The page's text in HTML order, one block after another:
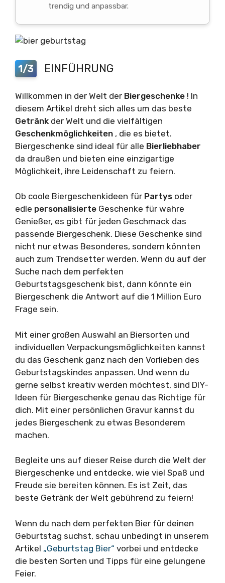
trendig und anpassbar.
1/3 EINFÜHRUNG
Willkommen in der Welt der Biergeschenke ! In
diesem Artikel dreht sich alles um das beste
Getränk der Welt und die vielfältigen
Geschenkmöglichkeiten , die es bietet.
Biergeschenke sind ideal für alle Bierliebhaber
da draußen und bieten eine einzigartige
Möglichkeit, ihre Leidenschaft zu feiern.
Ob coole Biergeschenkideen für Partys oder
edle personalisierte Geschenke für wahre
Genießer, es gibt für jeden Geschmack das
passende Biergeschenk. Diese Geschenke sind
nicht nur etwas Besonderes, sondern könnten
auch zum Trendsetter werden. Wenn du auf der
Suche nach dem perfekten
Geburtstagsgeschenk bist, dann könnte ein
Biergeschenk die Antwort auf die 1 Million Euro
Frage sein.
Mit einer großen Auswahl an Biersorten und
individuellen Verpackungsmöglichkeiten kannst
du das Geschenk ganz nach den Vorlieben des
Geburtstagskindes anpassen. Und wenn du
gerne selbst kreativ werden möchtest, sind DIY-
Ideen für Biergeschenke genau das Richtige für
dich. Mit einer persönlichen Gravur kannst du
jedes Biergeschenk zu etwas Besonderem
machen.
Begleite uns auf dieser Reise durch die Welt der
Biergeschenke und entdecke, wie viel Spaß und
Freude sie bereiten können. Es ist Zeit, das
beste Getränk der Welt gebührend zu feiern!
Wenn du nach dem perfekten Bier für deinen
Geburtstag suchst, schau unbedingt in unserem
Artikel „Geburtstag Bier“ vorbei und entdecke
die besten Sorten und Tipps für eine gelungene
Feier.